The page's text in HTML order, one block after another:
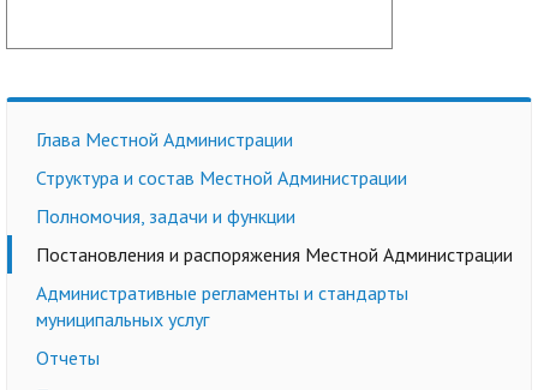
Глава Местной Администрации
Структура и состав Местной Администрации
Полномочия, задачи и функции
Постановления и распоряжения Местной Администрации
Административные регламенты и стандарты
муниципальных услуг
Отчеты